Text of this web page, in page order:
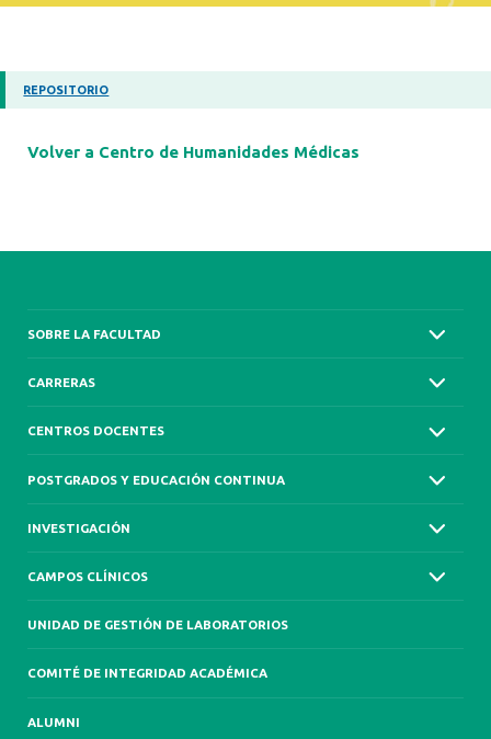
REPOSITORIO
Volver a Centro de Humanidades Médicas
SOBRE LA FACULTAD
CARRERAS
CENTROS DOCENTES
POSTGRADOS Y EDUCACIÓN CONTINUA
INVESTIGACIÓN
CAMPOS CLÍNICOS
UNIDAD DE GESTIÓN DE LABORATORIOS
COMITÉ DE INTEGRIDAD ACADÉMICA
ALUMNI